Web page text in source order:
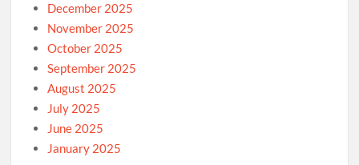
December 2025
November 2025
October 2025
September 2025
August 2025
July 2025
June 2025
January 2025